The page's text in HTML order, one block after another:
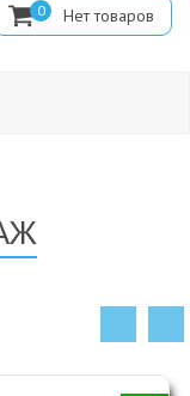
0